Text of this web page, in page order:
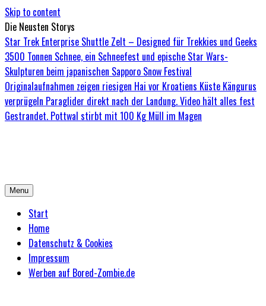
Skip to content
Die Neusten Storys
Star Trek Enterprise Shuttle Zelt – Designed für Trekkies und Geeks
3500 Tonnen Schnee, ein Schneefest und epische Star Wars-
Skulpturen beim japanischen Sapporo Snow Festival
Originalaufnahmen zeigen riesigen Hai vor Kroatiens Küste Kängurus
verprügeln Paraglider direkt nach der Landung. Video hält alles fest
Gestrandet. Pottwal stirbt mit 100 Kg Müll im Magen
Menu
Start
Home
Datenschutz & Cookies
Impressum
Werben auf Bored-Zombie.de